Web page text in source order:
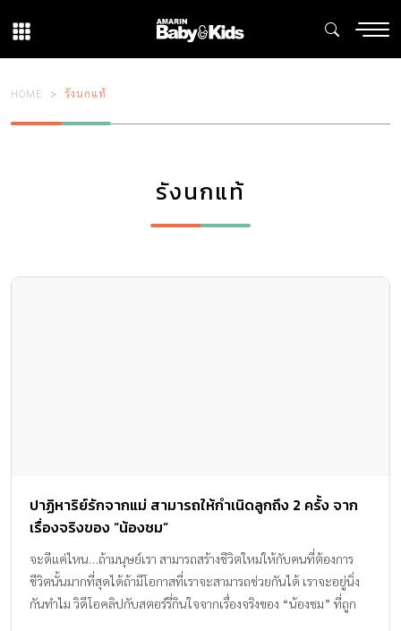
HOME รังนกแท้
รังนกแท้
ปาฏิหาริย์รักจากแม่ สามารถให้กำเนิดลูกถึง 2 ครั้ง จาก
เรื่องจริงของ “น้องชม”
จะดีแค่ไหน…ถ้ามนุษย์เรา สามารถสร้างชีวิตใหม่ให้กับคนที่ต้องการ
ชีวิตนั้นมากที่สุดได้ถ้ามีโอกาสที่เราจะสามารถช่วยกันได้ เราจะอยู่นิ่ง
กันทำไม วิดีโอคลิปกับสตอร์รี่กินใจจากเรื่องจริงของ “น้องชม” ที่ถูก